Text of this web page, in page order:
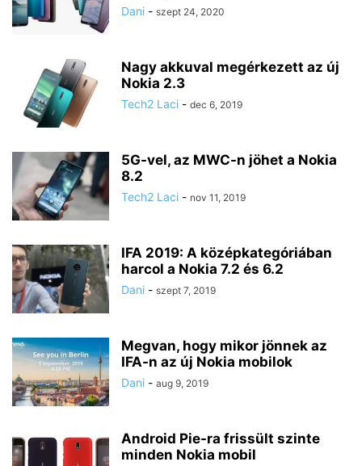
Dani - szept 24, 2020
Nagy akkuval megérkezett az új
Nokia 2.3
Tech2 Laci - dec 6, 2019
5G-vel, az MWC-n jöhet a Nokia
8.2
Tech2 Laci - nov 11, 2019
IFA 2019: A középkategóriában
harcol a Nokia 7.2 és 6.2
Dani - szept 7, 2019
Megvan, hogy mikor jönnek az
IFA-n az új Nokia mobilok
Dani - aug 9, 2019
Android Pie-ra frissült szinte
minden Nokia mobil